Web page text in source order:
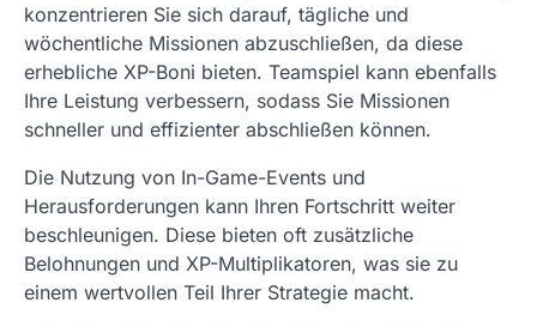
konzentrieren Sie sich darauf, tägliche und
wöchentliche Missionen abzuschließen, da diese
erhebliche XP-Boni bieten. Teamspiel kann ebenfalls
Ihre Leistung verbessern, sodass Sie Missionen
schneller und effizienter abschließen können.
Die Nutzung von In-Game-Events und
Herausforderungen kann Ihren Fortschritt weiter
beschleunigen. Diese bieten oft zusätzliche
Belohnungen und XP-Multiplikatoren, was sie zu
einem wertvollen Teil Ihrer Strategie macht.